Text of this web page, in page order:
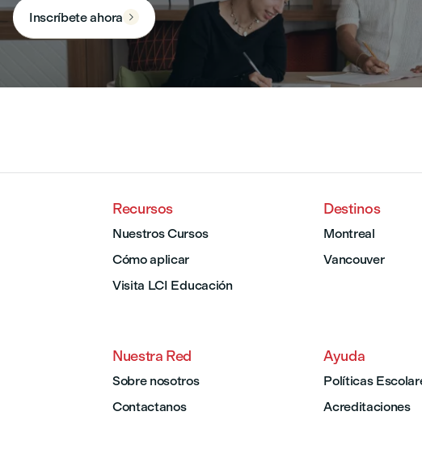
Inscríbete ahora 
Recursos
Nuestros Cursos
Cómo aplicar
Visita LCI Educación
Destinos
Montreal
Vancouver
Nuestra Red
Sobre nosotros
Contactanos
Ayuda
Políticas
Acreditaciones